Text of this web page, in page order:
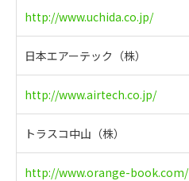
http://www.uchida.co.jp/
日本エアーテック（株）
http://www.airtech.co.jp/
トラスコ中山（株）
http://www.orange-book.com/